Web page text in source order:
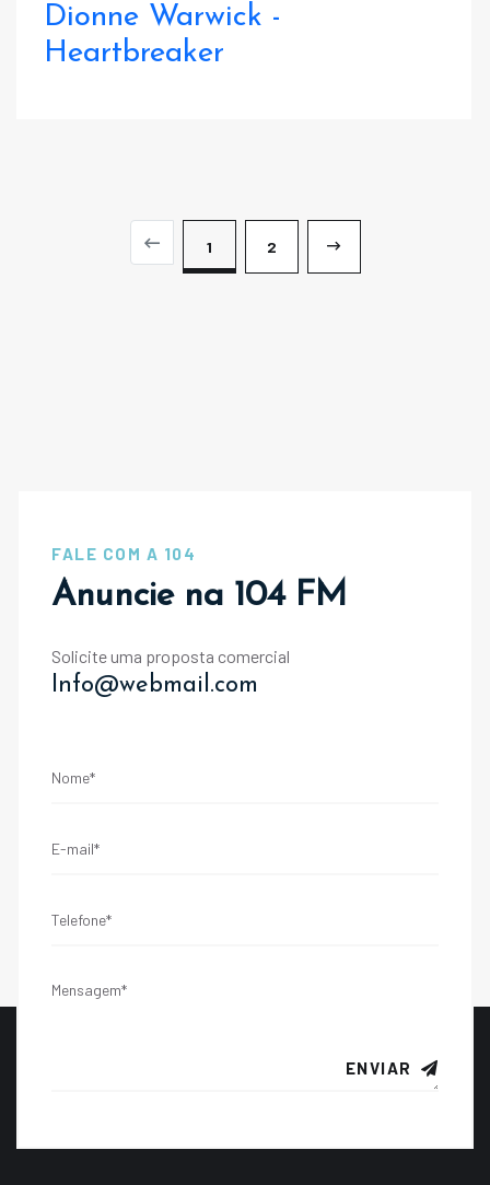
Dionne Warwick -
Heartbreaker
1 2
FALE COM A 104
Anuncie na 104 FM
Solicite uma proposta comercial
Info@webmail.com
ENVIAR